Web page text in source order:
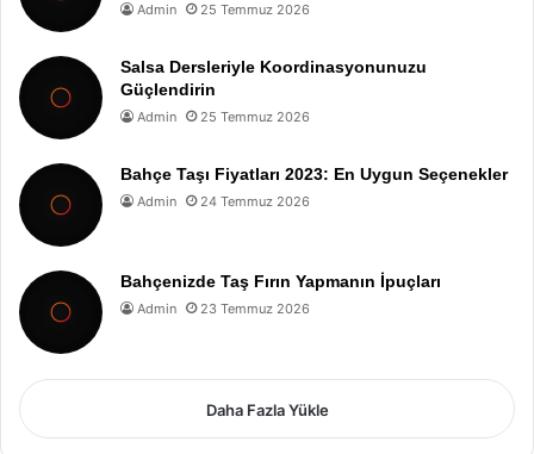
Admin 25 Temmuz 2026
Salsa Dersleriyle Koordinasyonunuzu
Güçlendirin
Admin 25 Temmuz 2026
Bahçe Taşı Fiyatları 2023: En Uygun Seçenekler
Admin 24 Temmuz 2026
Bahçenizde Taş Fırın Yapmanın İpuçları
Admin 23 Temmuz 2026
Daha Fazla Yükle